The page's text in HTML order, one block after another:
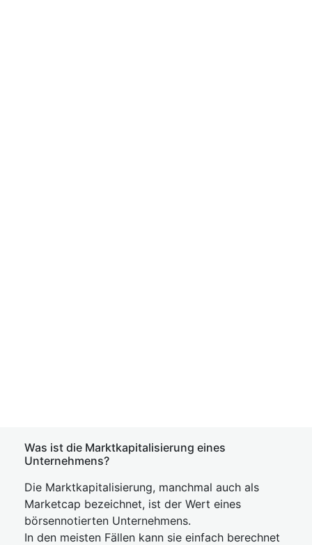
Was ist die Marktkapitalisierung eines
Unternehmens?
Die Marktkapitalisierung, manchmal auch als
Marketcap bezeichnet, ist der Wert eines
börsennotierten Unternehmens.
In den meisten Fällen kann sie einfach berechnet